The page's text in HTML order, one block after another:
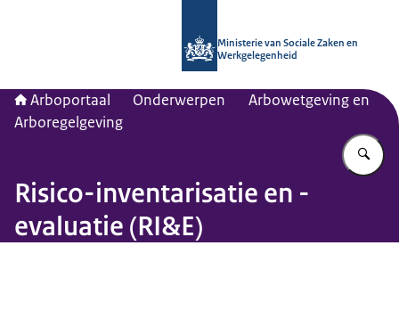
Ministerie van Sociale Zaken en
Werkgelegenheid
Arboportaal Onderwerpen
Arbowetgeving en
Arboregelgeving
Risico-inventarisatie en -
evaluatie (RI&E)